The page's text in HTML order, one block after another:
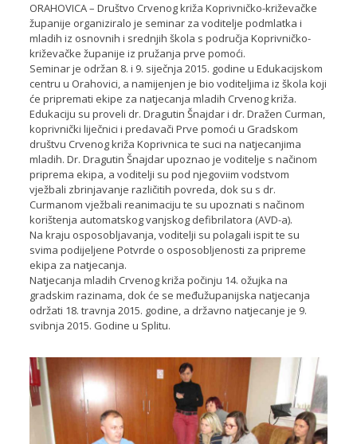
ORAHOVICA – Društvo Crvenog križa Koprivničko-križevačke
županije organiziralo je seminar za voditelje podmlatka i
mladih iz osnovnih i srednjih škola s područja Koprivničko-
križevačke županije iz pružanja prve pomoći.
Seminar je održan 8. i 9. siječnja 2015. godine u Edukacijskom
centru u Orahovici, a namijenjen je bio voditeljima iz škola koji
će pripremati ekipe za natjecanja mladih Crvenog križa.
Edukaciju su proveli dr. Dragutin Šnajdar i dr. Dražen Curman,
koprivnički liječnici i predavači Prve pomoći u Gradskom
društvu Crvenog križa Koprivnica te suci na natjecanjima
mladih. Dr. Dragutin Šnajdar upoznao je voditelje s načinom
priprema ekipa, a voditelji su pod njegoviim vodstvom
vježbali zbrinjavanje različitih povreda, dok su s dr.
Curmanom vježbali reanimaciju te su upoznati s načinom
korištenja automatskog vanjskog defibrilatora (AVD-a).
Na kraju osposobljavanja, voditelji su polagali ispit te su
svima podijeljene Potvrde o osposobljenosti za pripreme
ekipa za natjecanja.
Natjecanja mladih Crvenog križa počinju 14. ožujka na
gradskim razinama, dok će se međužupanijska natjecanja
održati 18. travnja 2015. godine, a državno natjecanje je 9.
svibnja 2015. Godine u Splitu.